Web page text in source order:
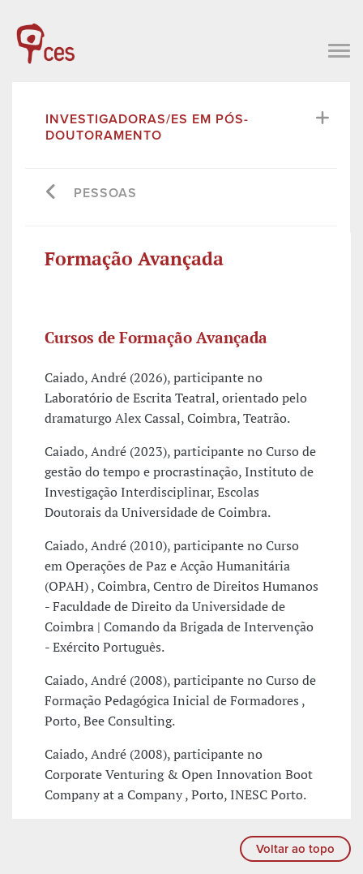
INVESTIGADORAS/ES EM PÓS-
DOUTORAMENTO
PESSOAS
Formação Avançada
Cursos de Formação Avançada
Caiado, André (2026), participante no
Laboratório de Escrita Teatral, orientado pelo
dramaturgo Alex Cassal, Coimbra, Teatrão.
Caiado, André (2023), participante no Curso de
gestão do tempo e procrastinação, Instituto de
Investigação Interdisciplinar, Escolas
Doutorais da Universidade de Coimbra.
Caiado, André (2010), participante no Curso
em Operações de Paz e Acção Humanitária
(OPAH) , Coimbra, Centro de Direitos Humanos
- Faculdade de Direito da Universidade de
Coimbra | Comando da Brigada de Intervenção
- Exército Português.
Caiado, André (2008), participante no Curso de
Formação Pedagógica Inicial de Formadores ,
Porto, Bee Consulting.
Caiado, André (2008), participante no
Corporate Venturing & Open Innovation Boot
Company at a Company , Porto, INESC Porto.
Voltar ao topo